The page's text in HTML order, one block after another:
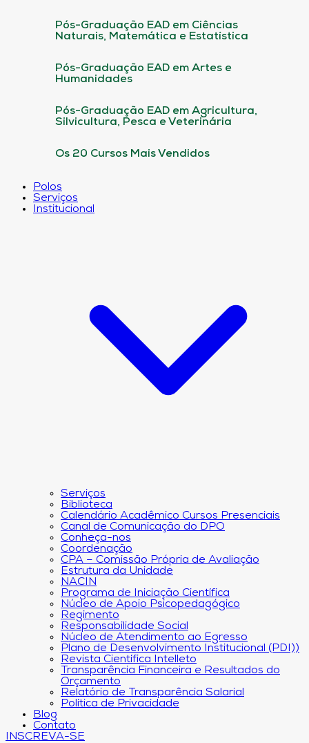
Pós-Graduação EAD em Ciências
Naturais, Matemática e Estatística
Pós-Graduação EAD em Artes e
Humanidades
Pós-Graduação EAD em Agricultura,
Silvicultura, Pesca e Veterinária
Os 20 Cursos Mais Vendidos
Polos
Serviços
Institucional
Serviços
Biblioteca
Calendário Acadêmico Cursos Presenciais
Canal de Comunicação do DPO
Conheça-nos
Coordenação
CPA – Comissão Própria de Avaliação
Estrutura da Unidade
NACIN
Programa de Iniciação Científica
Núcleo de Apoio Psicopedagógico
Regimento
Responsabilidade Social
Núcleo de Atendimento ao Egresso
Plano de Desenvolvimento Institucional (PDI))
Revista Científica Intelleto
Transparência Financeira e Resultados do
Orçamento
Relatório de Transparência Salarial
Política de Privacidade
Blog
Contato
INSCREVA-SE